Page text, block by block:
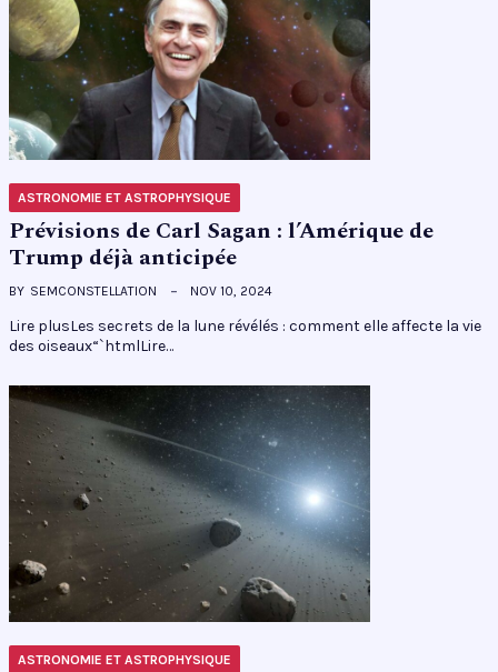
ASTRONOMIE ET ASTROPHYSIQUE
Prévisions de Carl Sagan : l’Amérique de
Trump déjà anticipée
BY SEMCONSTELLATION NOV 10, 2024
Lire plusLes secrets de la lune révélés : comment elle affecte la vie
des oiseaux“`htmlLire…
ASTRONOMIE ET ASTROPHYSIQUE